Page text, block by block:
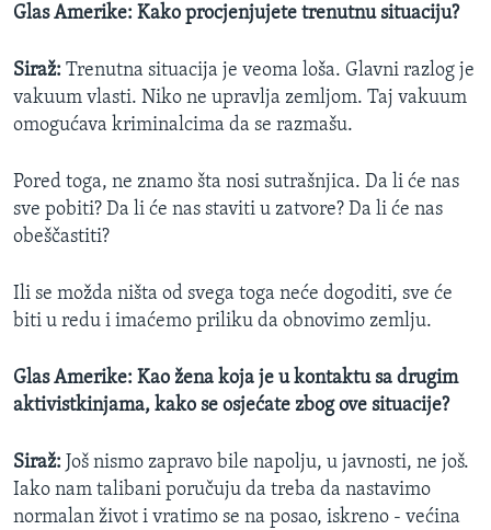
Glas Amerike: Kako procjenjujete trenutnu situaciju?
Siraž: Trenutna situacija je veoma loša. Glavni razlog je
vakuum vlasti. Niko ne upravlja zemljom. Taj vakuum
omogućava kriminalcima da se razmašu.
Pored toga, ne znamo šta nosi sutrašnjica. Da li će nas
sve pobiti? Da li će nas staviti u zatvore? Da li će nas
obeščastiti?
Ili se možda ništa od svega toga neće dogoditi, sve će
biti u redu i imaćemo priliku da obnovimo zemlju.
Glas Amerike: Kao žena koja je u kontaktu sa drugim
aktivistkinjama, kako se osjećate zbog ove situacije?
Siraž: Još nismo zapravo bile napolju, u javnosti, ne još.
Iako nam talibani poručuju da treba da nastavimo
normalan život i vratimo se na posao, iskreno - većina